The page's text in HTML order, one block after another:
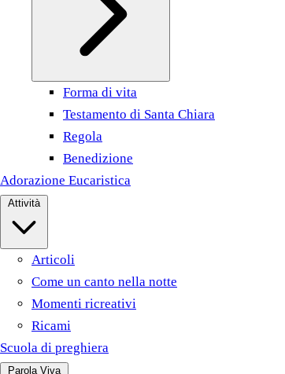
Forma di vita
Testamento di Santa Chiara
Regola
Benedizione
Adorazione Eucaristica
Articoli
Come un canto nella notte
Momenti ricreativi
Ricami
Scuola di preghiera